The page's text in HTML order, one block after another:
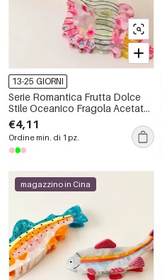
13-25 GIORNI
Serie Romantica Frutta Dolce
Stile Oceanico Fragola Acetato
Artigli per Capelli da Donna
€4,11
Ordine min. di 1 pz.
magazzino in Cina